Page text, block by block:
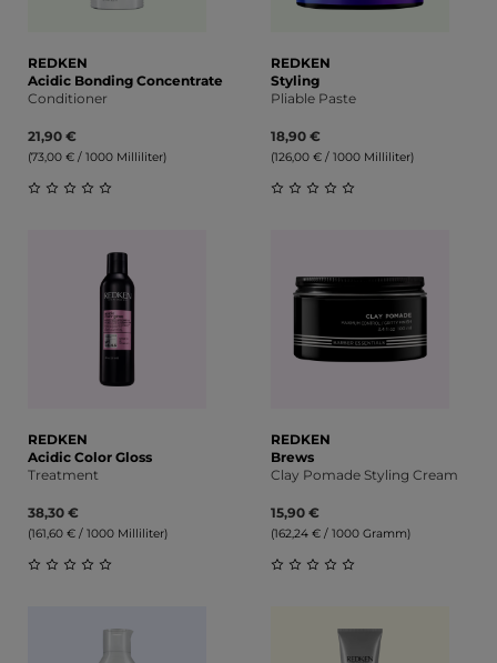
REDKEN
Acidic Bonding Concentrate
Conditioner
21,90 €
(73,00 € / 1000 Milliliter)
REDKEN
Styling
Pliable Paste
18,90 €
(126,00 € / 1000 Milliliter)
REDKEN
Acidic Color Gloss
Treatment
38,30 €
(161,60 € / 1000 Milliliter)
REDKEN
Brews
Clay Pomade Styling Cream
15,90 €
(162,24 € / 1000 Gramm)